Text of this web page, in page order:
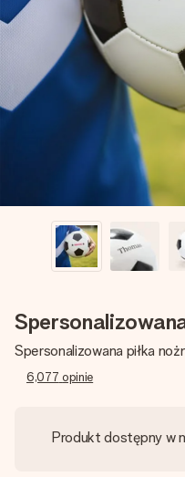
Darmowy bilecik z
Stwórz coś
imieniem, swoim
poruszy serce. Bez
tę chwilę.
Spersonalizowana piłka
6,077 opinie
Produkt dostępny w